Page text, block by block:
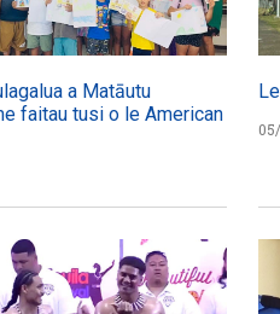
a Matāutu
faitau tusi o le American